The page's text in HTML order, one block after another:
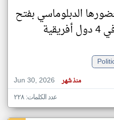
الدبلوماسي بفتح
Jun 30, 2026
منذ شهر
عدد الكلمات: ٢٢٨